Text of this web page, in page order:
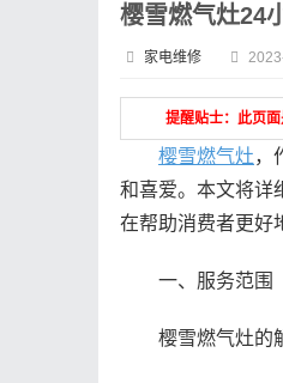
樱雪燃气灶24
家电维修
提醒贴士：此页
樱雪燃气灶，
和喜爱。本文将详
在帮助消费者更好
一、服务范围
樱雪燃气灶的解